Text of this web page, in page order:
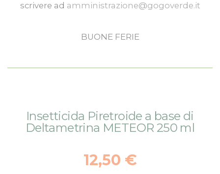
scrivere ad amministrazione@gogoverde.it
BUONE FERIE
all'inizioInsetticida Piretroide a base di
Deltametrina METEOR 250 ml
12,50 €